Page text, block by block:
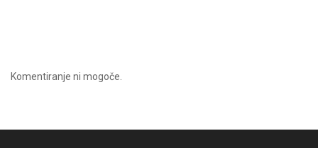
Komentiranje ni mogoče.